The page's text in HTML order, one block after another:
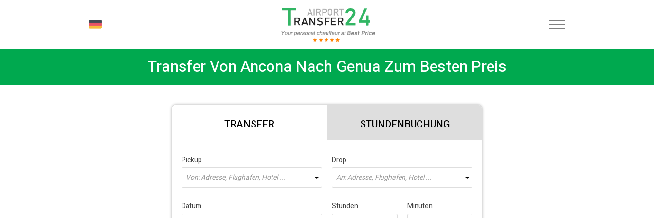
Transfer Von Ancona Nach Genua Zum Besten Preis
TRANSFER STUNDENBUCHUNG
Pickup
Von: Adresse, Flughafen, Hotel ...
Drop
An: Adresse, Flughafen, Hotel ...
Datum Stunden Minuten